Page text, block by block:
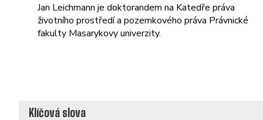
Jan Leichmann je doktorandem na Katedře práva
životního prostředí a pozemkového práva Právnické
fakulty Masarykovy univerzity.
Klíčová slova